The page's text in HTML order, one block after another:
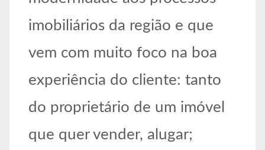
imobiliários da região e que
vem com muito foco na boa
experiência do cliente: tanto
do proprietário de um imóvel
que quer vender, alugar;